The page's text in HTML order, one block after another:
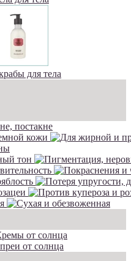
кожи
тон